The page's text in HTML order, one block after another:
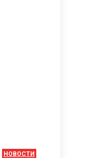
НОВОСТИ